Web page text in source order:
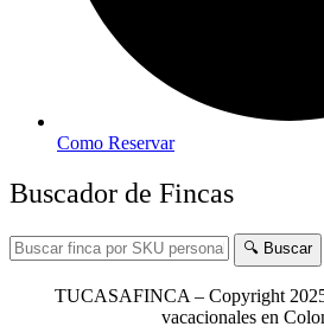
Como Reservar
Buscador de Fincas
🔍 Buscar
TUCASAFINCA – Copyright
vacacionales en